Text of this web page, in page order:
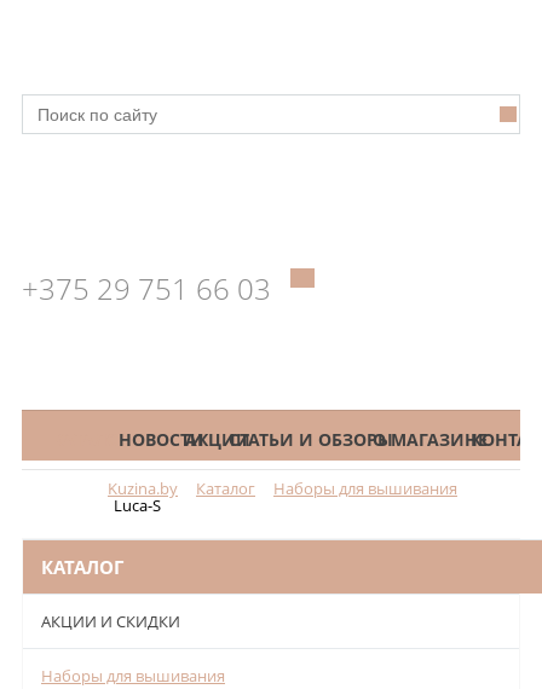
+375 29 751 66 03
КАТАЛОГНОВОСТИАКЦИИСТАТЬИ И ОБЗОРЫО МАГАЗИНЕ
Kuzina.by Каталог Наборы для вышивания
Luca-S
КАТАЛОГ
АКЦИИ И СКИДКИ
Наборы для вышивания